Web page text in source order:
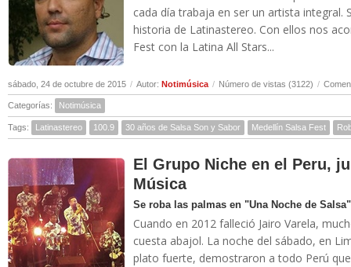
cada día trabaja en ser un artista integral.
historia de Latinastereo. Con ellos nos
Fest con la Latina All Stars...
sábado, 24 de octubre de 2015 / Autor: Notimúsica / Número de vistas (3122) /
Categorías: Notimúsica
Tags: Latinastereo 100.9 30 años de Salsa Son y Sabor Medellín Salsa Fest
El Grupo Niche en el Peru,
Música
Se roba las palmas en "Una Noche de Salsa"
Cuando en 2012 falleció Jairo Varela,
cuesta abajol. La noche del sábado, en
plato fuerte, demostraron a todo Perú